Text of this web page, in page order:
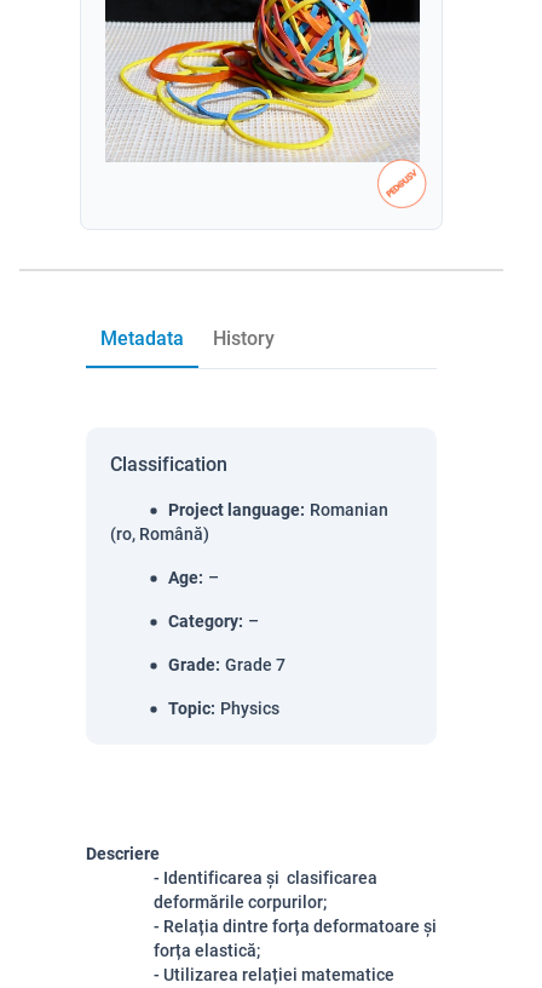
Metadata History
Classification
Project language: Romanian
(ro, Română)
Age: –
Category: –
Grade: Grade 7
Topic: Physics
Descriere
- Identificarea și clasificarea
deformările corpurilor;
- Relația dintre forța deformatoare și
forța elastică;
- Utilizarea relației matematice